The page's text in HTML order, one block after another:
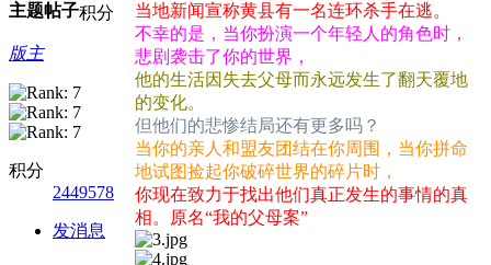
主题帖子积分
版主
积分
2449578
发消息
当地新闻宣称黄县有一名连环杀手在逃。
不幸的是，当你扮演一个年轻人的角色时，
悲剧袭击了你的世界，
他的生活因失去父母而永远发生了翻天覆地
的变化。
但他们的悲惨结局还有更多吗？
当你的亲人和盟友团结在你周围，当你拼命
地试图捡起你破碎世界的碎片时，
你现在致力于找出他们真正发生的事情的真
相。原名“我的父母案”